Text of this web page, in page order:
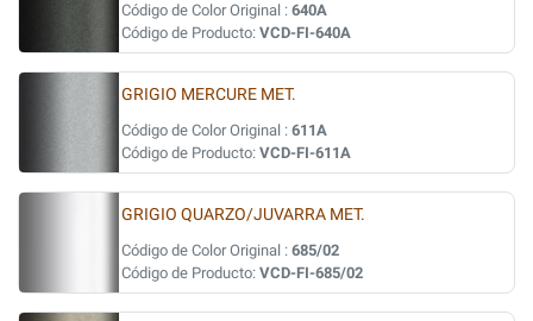
Código de Color Original : 640A
Código de Producto: VCD-FI-640A
GRIGIO MERCURE MET.
Código de Color Original : 611A
Código de Producto: VCD-FI-611A
GRIGIO QUARZO/JUVARRA MET.
Código de Color Original : 685/02
Código de Producto: VCD-FI-685/02